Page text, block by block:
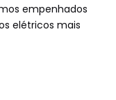
empenhados
elétricos mais